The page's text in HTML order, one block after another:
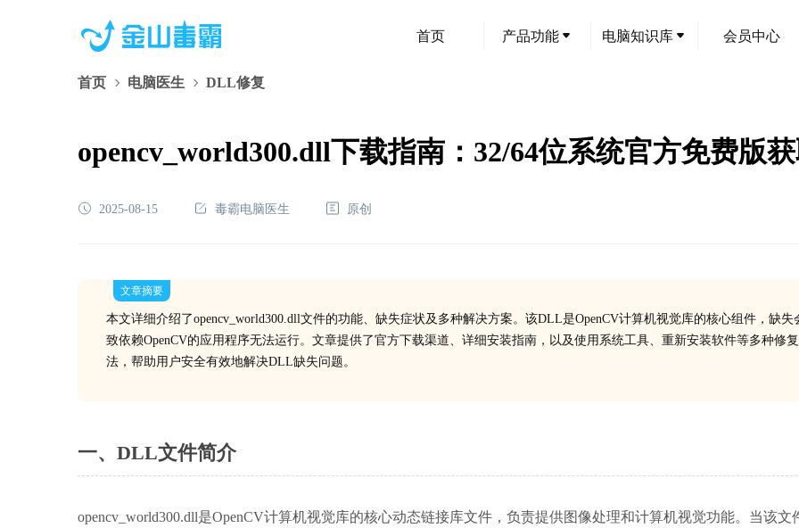
首页 产品功能 电脑知识库 会员中心
首页 电脑医生 DLL修复
opencv_world300.dll下载指南：32/64位系统官方免费版
2025-08-15 毒霸电脑医生 原创
文章摘要
本文详细介绍了opencv_world300.dll文件的功能、缺失症状及多种解决方案。该DLL是OpenCV计算机视觉库的核心组件，缺失
致依赖OpenCV的应用程序无法运行。文章提供了官方下载渠道、详细安装指南，以及使用系统工具、重新安装软件等多种修
法，帮助用户安全有效地解决DLL缺失问题。
一、DLL文件简介
opencv_world300.dll是OpenCV计算机视觉库的核心动态链接库文件，负责提供图像处理和计算机视觉功能。当该文